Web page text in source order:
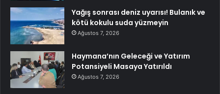
Yağış sonrası deniz uyarısı! Bulanık ve
kötü kokulu suda yüzmeyin
Ağustos 7, 2026
Haymana’nın Geleceği ve Yatırım
Potansiyeli Masaya Yatırıldı
Ağustos 7, 2026